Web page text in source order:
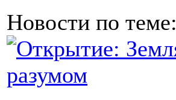
Новости по теме: